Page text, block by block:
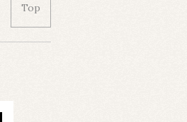
Top